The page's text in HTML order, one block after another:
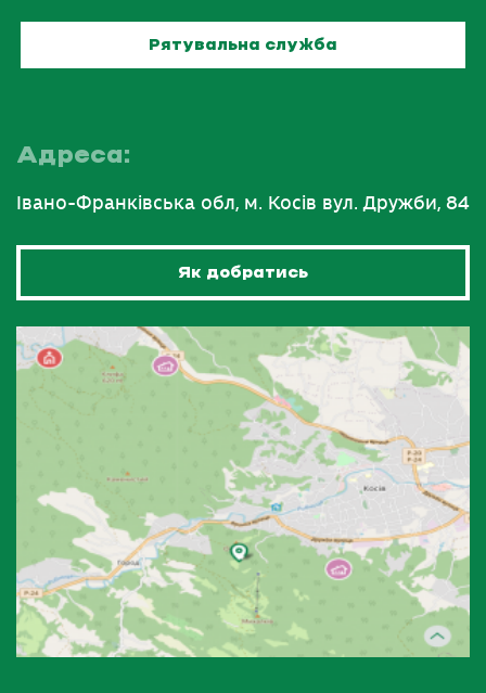
Рятувальна служба
Адреса:
Івано-Франківська обл, м. Косів вул. Дружби, 84
Як добратись